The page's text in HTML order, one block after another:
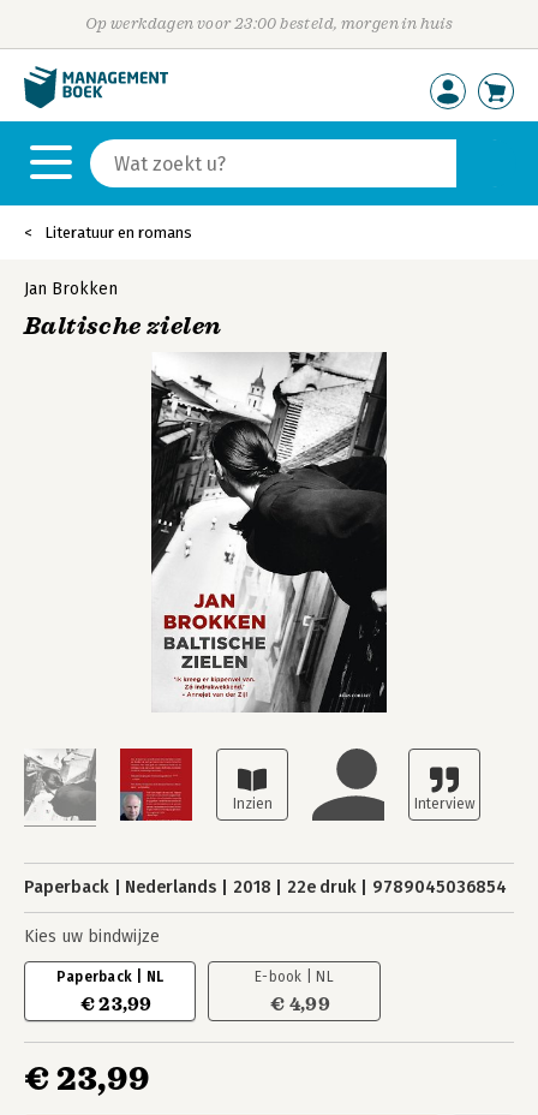
Op werkdagen voor 23:00 besteld, morgen in huis
Literatuur en romans
Jan Brokken
Baltische zielen
Paperback Nederlands 2018 22e druk 9789045036854
Kies uw bindwijze
Paperback | NL
€ 23,99
E-book | NL
€ 4,99
€ 23,99